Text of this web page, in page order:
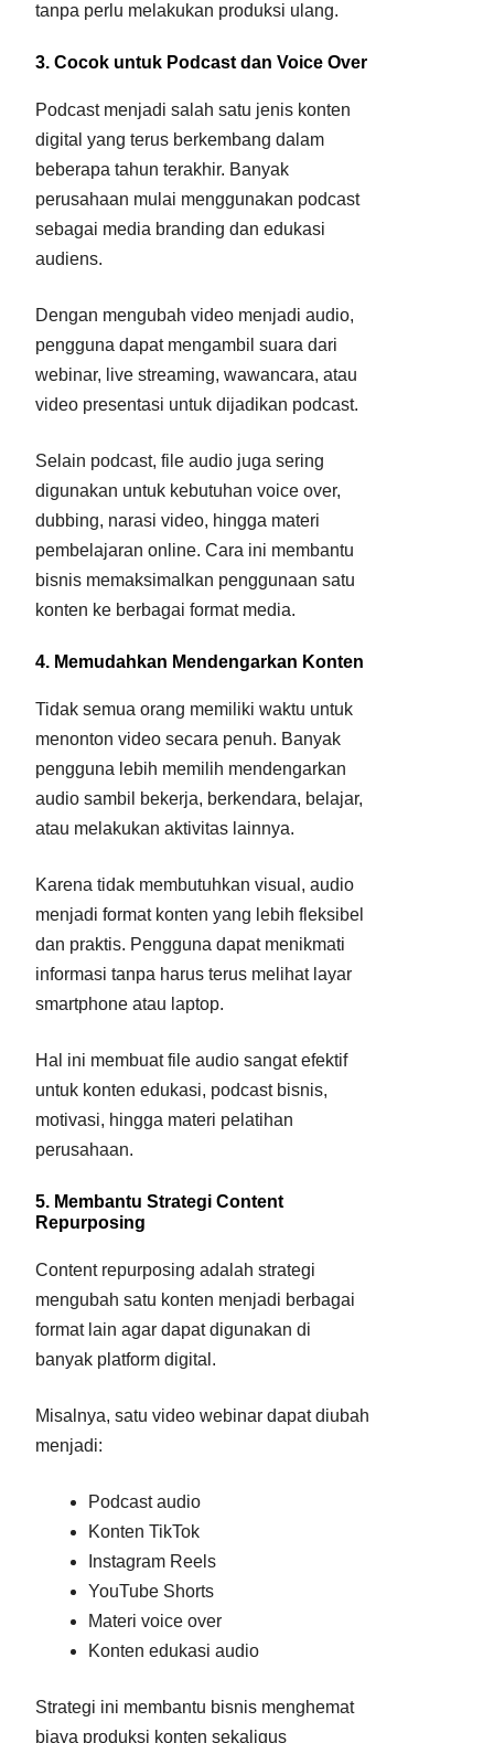
tanpa perlu melakukan produksi ulang.
3. Cocok untuk Podcast dan Voice Over
Podcast menjadi salah satu jenis konten
digital yang terus berkembang dalam
beberapa tahun terakhir. Banyak
perusahaan mulai menggunakan podcast
sebagai media branding dan edukasi
audiens.
Dengan mengubah video menjadi audio,
pengguna dapat mengambil suara dari
webinar, live streaming, wawancara, atau
video presentasi untuk dijadikan podcast.
Selain podcast, file audio juga sering
digunakan untuk kebutuhan voice over,
dubbing, narasi video, hingga materi
pembelajaran online. Cara ini membantu
bisnis memaksimalkan penggunaan satu
konten ke berbagai format media.
4. Memudahkan Mendengarkan Konten
Tidak semua orang memiliki waktu untuk
menonton video secara penuh. Banyak
pengguna lebih memilih mendengarkan
audio sambil bekerja, berkendara, belajar,
atau melakukan aktivitas lainnya.
Karena tidak membutuhkan visual, audio
menjadi format konten yang lebih fleksibel
dan praktis. Pengguna dapat menikmati
informasi tanpa harus terus melihat layar
smartphone atau laptop.
Hal ini membuat file audio sangat efektif
untuk konten edukasi, podcast bisnis,
motivasi, hingga materi pelatihan
perusahaan.
5. Membantu Strategi Content
Repurposing
Content repurposing adalah strategi
mengubah satu konten menjadi berbagai
format lain agar dapat digunakan di
banyak platform digital.
Misalnya, satu video webinar dapat diubah
menjadi:
Podcast audio
Konten TikTok
Instagram Reels
YouTube Shorts
Materi voice over
Konten edukasi audio
Strategi ini membantu bisnis menghemat
biaya produksi konten sekaligus